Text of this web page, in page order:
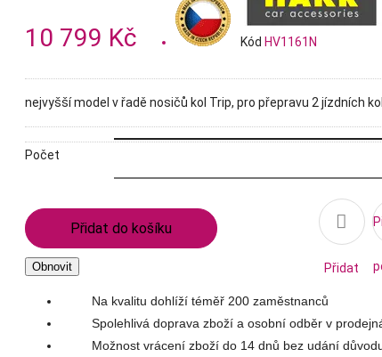
10 799 Kč Kód HV1161N
nejvyšší model v řadě nosičů kol Trip, pro přepravu 2 jízdních
Počet
Přidat do košíku 
Přidat
Na kvalitu dohlíží téměř 200 zaměstnanců
Spolehlivá doprava zboží a osobní odběr v
Možnost vrácení zboží do 14 dnů bez udání